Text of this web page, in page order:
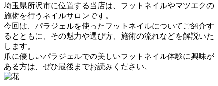
埼玉県所沢市に位置する当店は、フットネイルやマツエクの
施術を行うネイルサロンです。
今回は、パラジェルを使ったフットネイルについてご紹介す
るとともに、その魅力や選び方、施術の流れなどを解説いた
します。
爪に優しいパラジェルでの美しいフットネイル体験に興味が
ある方は、ぜひ最後までお読みください。